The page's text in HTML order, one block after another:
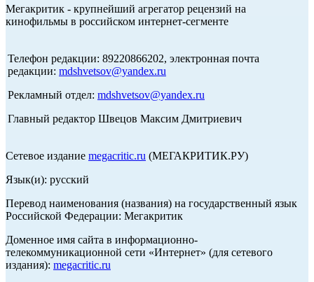
Мегакритик - крупнейший агрегатор рецензий на
кинофильмы в российском интернет-сегменте
Телефон редакции: 89220866202, электронная почта
редакции: mdshvetsov@yandex.ru
Рекламный отдел: mdshvetsov@yandex.ru
Главный редактор Швецов Максим Дмитриевич
Сетевое издание megacritic.ru (МЕГАКРИТИК.РУ)
Язык(и): русский
Перевод наименования (названия) на государственный язык
Российской Федерации: Мегакритик
Доменное имя сайта в информационно-
телекоммуникационной сети «Интернет» (для сетевого
издания): megacritic.ru